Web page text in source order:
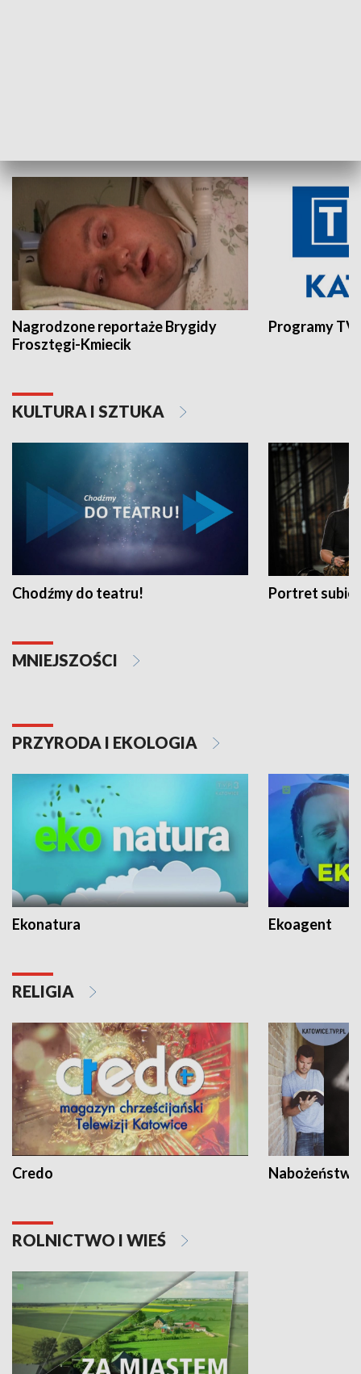
Nagrodzone reportaże Brygidy
Frosztęgi-Kmiecik
Programy
KULTURA I SZTUKA
Chodźmy do teatru! Portret
MNIEJSZOŚCI
PRZYRODA I EKOLOGIA
Ekonatura Ekoagent
RELIGIA
Credo
ROLNICTWO I WIEŚ